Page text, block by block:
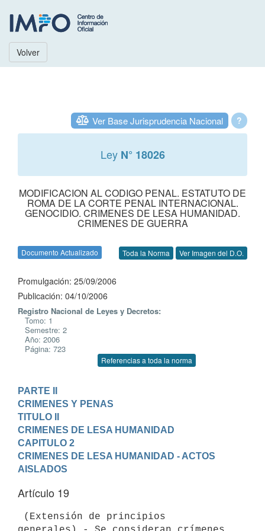
Volver
?
Ver Base Jurisprudencia Nacional
Ley N° 18026
MODIFICACION AL CODIGO PENAL. ESTATUTO DE
ROMA DE LA CORTE PENAL INTERNACIONAL.
GENOCIDIO. CRIMENES DE LESA HUMANIDAD.
CRIMENES DE GUERRA
Documento Actualizado Toda la Norma Ver Imagen del D.O.
Promulgación: 25/09/2006
Publicación: 04/10/2006
Registro Nacional de Leyes y Decretos:
Tomo: 1
Semestre: 2
Año: 2006
Página: 723
Referencias a toda la norma
PARTE II
CRIMENES Y PENAS
TITULO II
CRIMENES DE LESA HUMANIDAD
CAPITULO 2
CRIMENES DE LESA HUMANIDAD - ACTOS
AISLADOS
Artículo 19